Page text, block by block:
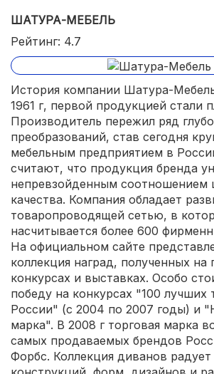
ШАТУРА-МЕБЕЛЬ
Рейтинг: 4.7
История компании Шатура-
1961 г, первой продукцией стали
Производитель пережил ряд
преобразований, став сегодня
мебельным предприятием в
считают, что продукция бренда
непревзойденным соотношением
качества. Компания обладает
товаропроводящей сетью, в
насчитывается более 600
На официальном сайте
коллекция наград, полученных на
конкурсах и выставках. Особо
победу на конкурсах "100 лучших
России" (с 2004 по 2007 годы) и
марка". В 2008 г торговая марка
самых продаваемых брендов
Форбс. Коллекция диванов